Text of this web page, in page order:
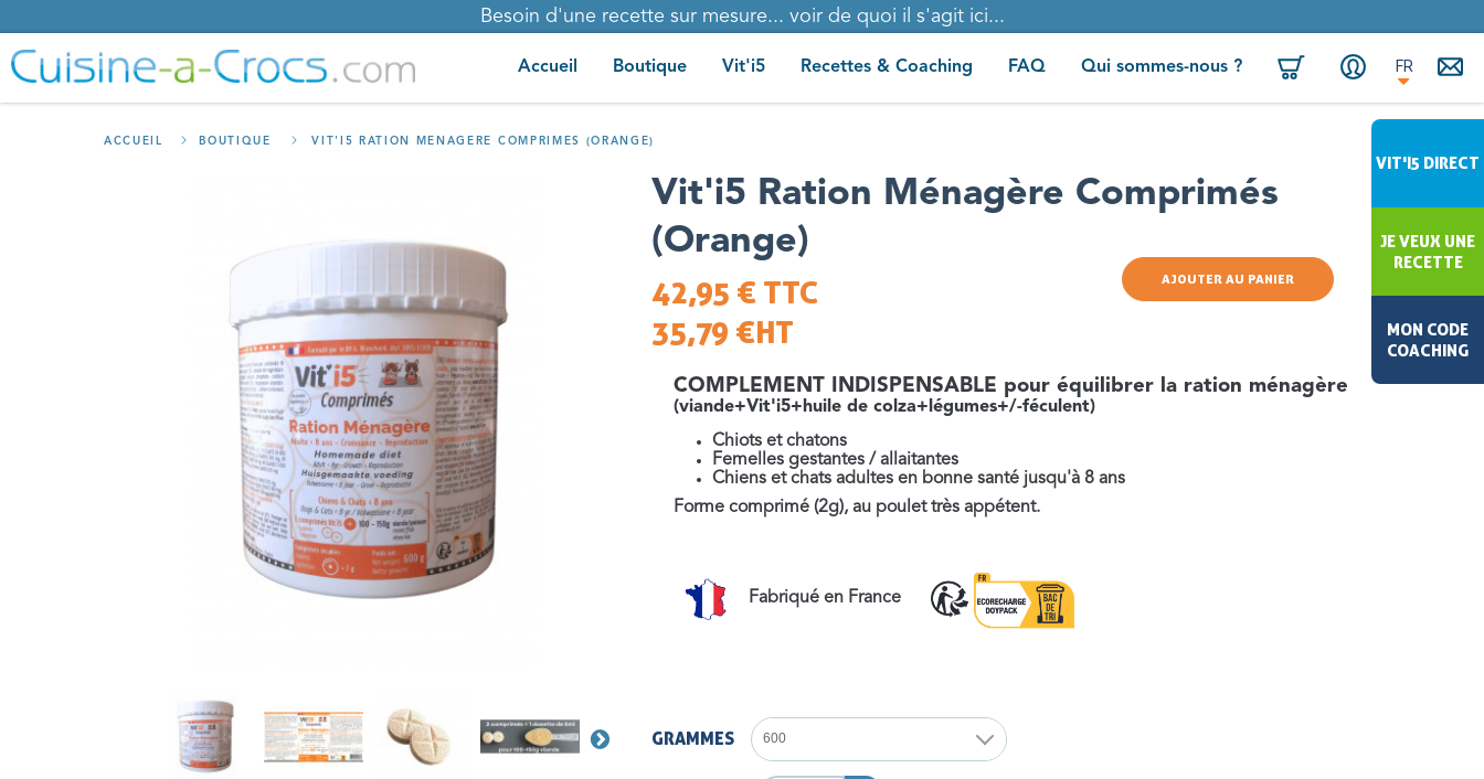
Besoin d'une recette sur mesure... voir de quoi il s'agit ici...
Accueil Boutique Vit'i5 Recettes & Coaching FAQ Qui sommes-nous ? FR
VIT'I5 DIRECT
JE VEUX UNE
RECETTE
MON CODE
COACHING
ACCUEIL BOUTIQUE VIT'I5 RATION MÉNAGÈRE COMPRIMÉS (ORANGE)
Vit'i5 Ration Ménagère Comprimés
(Orange)
42,95 €TTC
35,79 €HT
COMPLEMENT INDISPENSABLE pour équilibrer la ration ménagère
(viande+Vit'i5+huile de colza+légumes+/-féculent)
Chiots et chatons
Femelles gestantes / allaitantes
Chiens et chats adultes en bonne santé jusqu'à 8 ans
Forme comprimé (2g), au poulet très appétent.
Fabriqué en France
GRAMMES 600
AJOUTER AU PANIER